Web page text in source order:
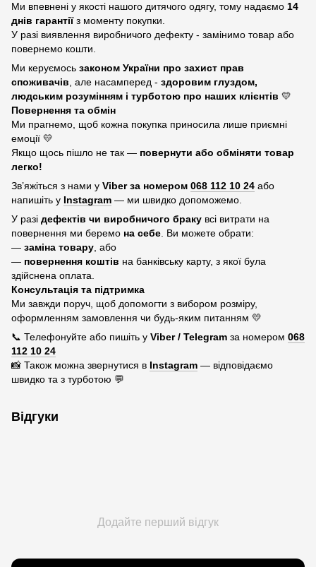
Ми впевнені у якості нашого дитячого одягу, тому надаємо 14
днів гарантіїз моменту покупки.
У разі виявлення виробничого дефекту - замінимо товар або
повернемо кошти.
Ми керуємось законом України про захист прав
споживачів , але насамперед - здоровим глуздом,
людським розумінням і турботою про наших клієнтів 💛
Повернення та обмін
Ми прагнемо, щоб кожна покупка приносила лише приємні
емоції 💛
Якщо щось пішло не так — повернути або обміняти товар
легко!
Зв’яжіться з нами у Viber за номером 068 112 10 24 або
напишіть у Instagram — ми швидко допоможемо.
У разі дефектів чи виробничого браку всі витрати на
повернення ми беремо на себе . Ви можете обрати:
— заміна товару , або
— повернення коштів на банківську карту, з якої була
здійснена оплата.
Консультація та підтримка
Ми завжди поруч, щоб допомогти з вибором розміру,
оформленням замовлення чи будь-яким питанням 💛
📞 Телефонуйте або пишіть у Viber / Telegram за номером 068
112 10 24
📸 Також можна звернутися в Instagram — відповідаємо
швидко та з турботою 💬
Відгуки
Додайте перший відгук